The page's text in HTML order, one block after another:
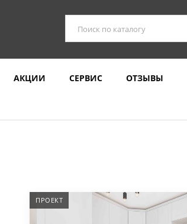
АКЦИИ СЕРВИС ОТЗЫВЫ
ПРОЕКТ